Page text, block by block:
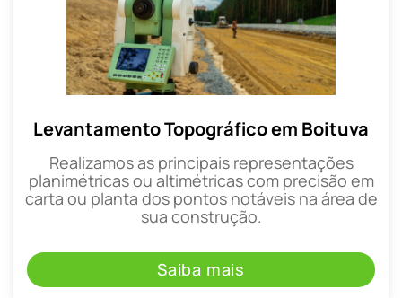
Levantamento Topográfico em Boituva
Realizamos as principais representações
planimétricas ou altimétricas com precisão em
carta ou planta dos pontos notáveis na área de
sua construção.
Saiba mais